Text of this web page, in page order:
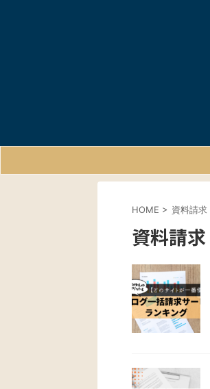
HOME > 資料請求
資料請求